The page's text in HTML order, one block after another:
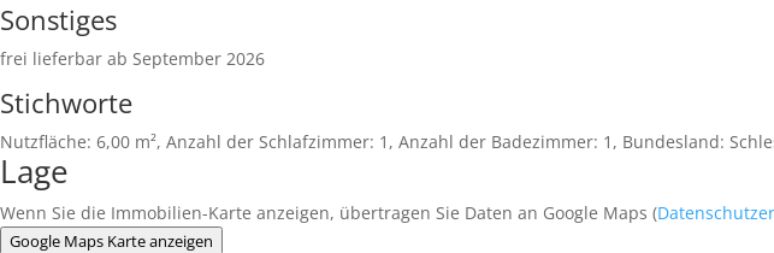
Sonstiges
frei lieferbar ab September 2026
Stichworte
Nutzfläche: 6,00 m², Anzahl der Schlafzimmer: 1, Anzahl der Badezimmer: 1, Bundesland:
Lage
Wenn Sie die Immobilien-Karte anzeigen, übertragen Sie Daten an Google Maps (
Google Maps Karte anzeigen